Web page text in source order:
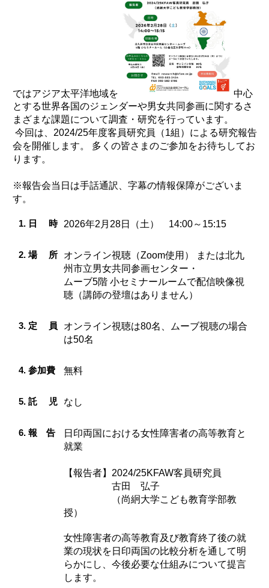
ではアジア太平洋地域を
中心
とする世界各国のジェンダーや男女共同参画に関するさ
まざまな課題について調査・研究を行っています。
今回は、2024/25年度客員研究員（1組）による研究報告
会を開催します。 多くの皆さまのご参加をお待ちしてお
ります。
※報告会当日は手話通訳、字幕の情報保障がございま
す。
1. 日 時 2026年2月28日（土） 14:00～15:15
2. 場 所 オンライン視聴（Zoom使用） または北九
州市立男女共同参画センター・
ムーブ5階 小セミナールームで配信映像視
聴（講師の登壇はありません）
3. 定 員
オンライン視聴は80名、ムーブ視聴の場合
は50名
4. 参加費 無料
5. 託 児 なし
6. 報 告
日印両国における女性障害者の高等教育と
就業
【報告者】2024/25KFAW客員研究員
古田 弘子
（尚絅大学こども教育学部教
授）
女性障害者の高等教育及び教育終了後の就
業の現状を日印両国の比較分析を通して明
らかにし、今後必要な仕組みについて提言
します。